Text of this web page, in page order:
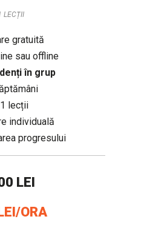
LECȚII
gratuită
sau offline
în grup
lecții
individuală
progresului
LEI
ORA